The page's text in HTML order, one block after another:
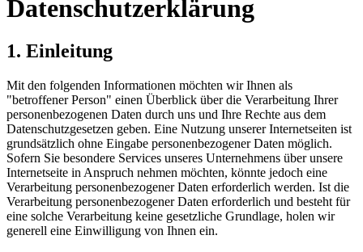
Datenschutzerklärung
1. Einleitung
Mit den folgenden Informationen möchten wir Ihnen als
"betroffener Person" einen Überblick über die Verarbeitung Ihrer
personenbezogenen Daten durch uns und Ihre Rechte aus dem
Datenschutzgesetzen geben. Eine Nutzung unserer Internetseiten ist
grundsätzlich ohne Eingabe personenbezogener Daten möglich.
Sofern Sie besondere Services unseres Unternehmens über unsere
Internetseite in Anspruch nehmen möchten, könnte jedoch eine
Verarbeitung personenbezogener Daten erforderlich werden. Ist die
Verarbeitung personenbezogener Daten erforderlich und besteht für
eine solche Verarbeitung keine gesetzliche Grundlage, holen wir
generell eine Einwilligung von Ihnen ein.